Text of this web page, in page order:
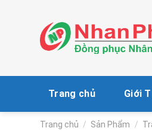
Trang chủ Giới
Trang chủ / Sản Phẩm /